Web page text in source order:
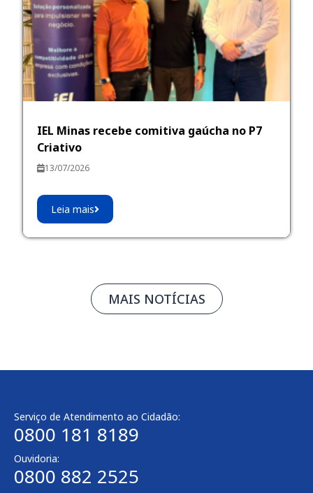
IEL Minas recebe comitiva gaúcha no P7
Criativo
13/07/2026
Leia mais
MAIS NOTÍCIAS
Serviço de Atendimento ao Cidadão:
0800 181 8189
Ouvidoria:
0800 882 2525